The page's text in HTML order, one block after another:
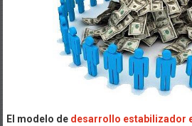
El modelo de desarrollo estabilizador